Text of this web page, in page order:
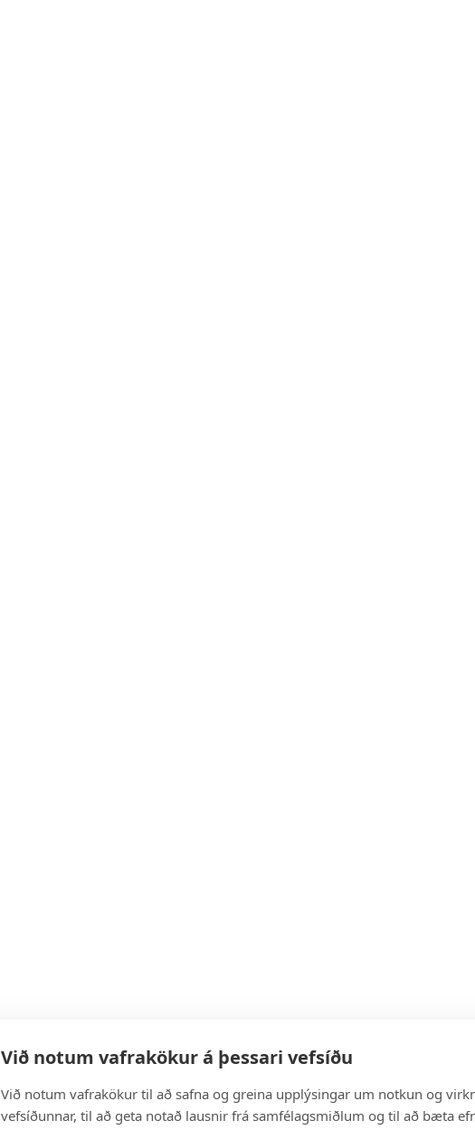
Við notum vafrakökur á þessari vefsíðu
Við notum vafrakökur til að safna og greina upplýsingar um notkun og
vefsíðunnar, til að geta notað lausnir frá samfélagsmiðlum og til að bæta